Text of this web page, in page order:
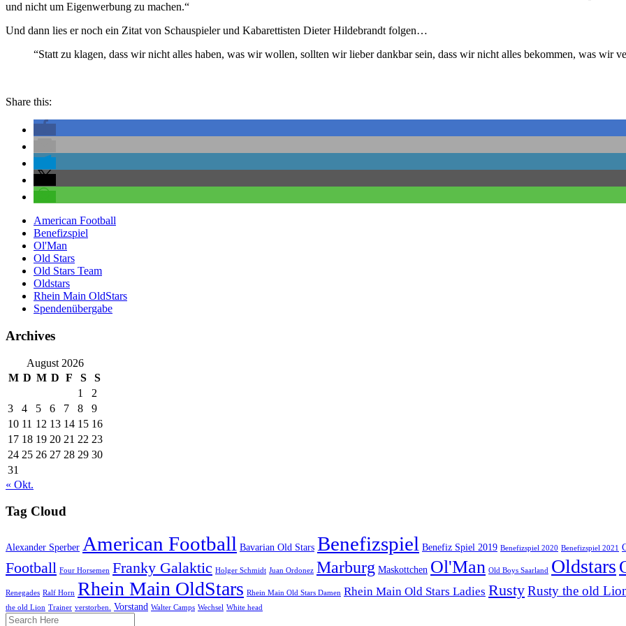
und nicht um Eigenwerbung zu machen.“
Und dann lies er noch ein Zitat von Schauspieler und Kabarettisten Dieter Hildebrandt folgen…
“Statt zu klagen, dass wir nicht alles haben, was wir wollen, sollten wir lieber dankbar sein, dass wir nicht alles bekommen, was wir
Share this:
American Football
Benefizspiel
Ol'Man
Old Stars
Old Stars Team
Oldstars
Rhein Main OldStars
Spendenübergabe
Archives
August 2026
M D M D F S
S
1
2
3
4 5 6 7 8
9
10 11 12 13 14 15 16
17 18 19 20 21 22 23
24 25 26 27 28 29 30
31
« Okt.
Tag Cloud
Alexander Sperber American Football Bavarian Old Stars Benefizspiel Benefiz Spiel 2019 Benefizspiel 2020 Benefizspiel 2021
Football Four Horsemen Franky Galaktic Holger Schmidt Juan Ordonez Marburg Maskottchen Ol'Man Old Boys Saarland Oldstars
Renegades Ralf Horn Rhein Main OldStars Rhein Main Old Stars Damen Rhein Main Old Stars Ladies RustyRusty the old
the old Lion Trainer verstorben. Vorstand Walter Camps Wechsel White head